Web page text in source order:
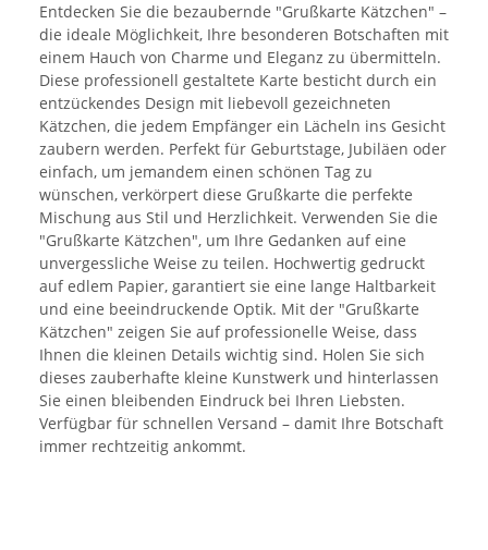
Entdecken Sie die bezaubernde "Grußkarte Kätzchen" –
die ideale Möglichkeit, Ihre besonderen Botschaften mit
einem Hauch von Charme und Eleganz zu übermitteln.
Diese professionell gestaltete Karte besticht durch ein
entzückendes Design mit liebevoll gezeichneten
Kätzchen, die jedem Empfänger ein Lächeln ins Gesicht
zaubern werden. Perfekt für Geburtstage, Jubiläen oder
einfach, um jemandem einen schönen Tag zu
wünschen, verkörpert diese Grußkarte die perfekte
Mischung aus Stil und Herzlichkeit. Verwenden Sie die
"Grußkarte Kätzchen", um Ihre Gedanken auf eine
unvergessliche Weise zu teilen. Hochwertig gedruckt
auf edlem Papier, garantiert sie eine lange Haltbarkeit
und eine beeindruckende Optik. Mit der "Grußkarte
Kätzchen" zeigen Sie auf professionelle Weise, dass
Ihnen die kleinen Details wichtig sind. Holen Sie sich
dieses zauberhafte kleine Kunstwerk und hinterlassen
Sie einen bleibenden Eindruck bei Ihren Liebsten.
Verfügbar für schnellen Versand – damit Ihre Botschaft
immer rechtzeitig ankommt.